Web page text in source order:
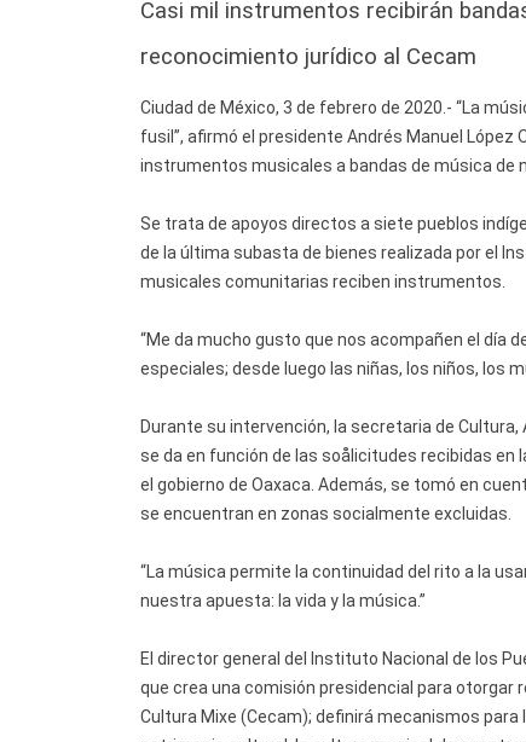
Casi mil instrumentos recibirán
reconocimiento jurídico al Cecam
Ciudad de México, 3 de febrero de 2020.- “La
fusil”, afirmó el presidente Andrés Manuel López
instrumentos musicales a bandas de música de
Se trata de apoyos directos a siete pueblos
de la última subasta de bienes realizada por el
musicales comunitarias reciben instrumentos.
“Me da mucho gusto que nos acompañen el día
especiales; desde luego las niñas, los niños, los
Durante su intervención, la secretaria de
se da en función de las soålicitudes recibidas en
el gobierno de Oaxaca. Además, se tomó en
se encuentran en zonas socialmente excluidas.
“La música permite la continuidad del rito a la
nuestra apuesta: la vida y la música.”
El director general del Instituto Nacional de los
que crea una comisión presidencial para otorgar
Cultura Mixe (Cecam); definirá mecanismos